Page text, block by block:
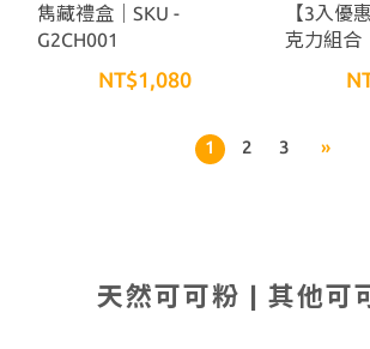
雋藏禮盒｜SKU -
G2CH001
NT$1,080
【3入優
克力組合
1 2 3 »
天然可可粉 | 其他可